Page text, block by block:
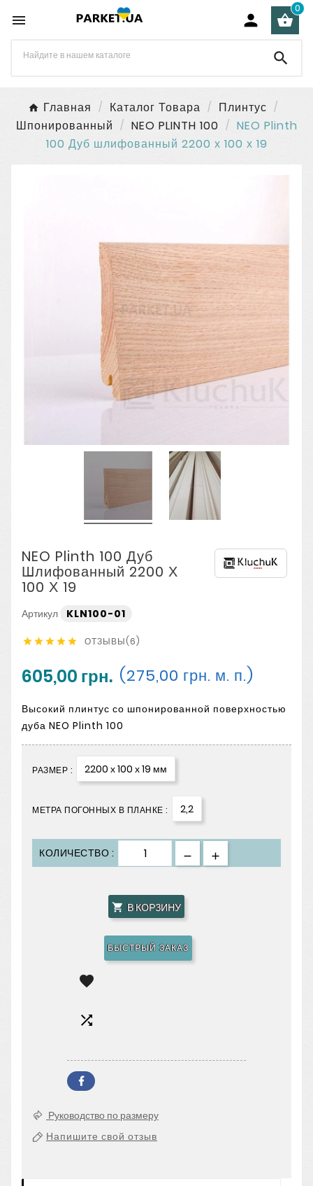
  
0

Главная Каталог Товара
Плинтус
Шпонированный
NEO PLINTH 100
NEO Plinth
100 Дуб шлифованный 2200 х 100 х 19
NEO Plinth 100 Дуб
Шлифованный 2200 Х
100 Х 19
Артикул KLN100-01
     ОТЗЫВЫ(6)
605,00 грн. (275,00 грн. м. п.)
Высокий плинтус со шпонированной поверхностью
дуба NEO Plinth 100
РАЗМЕР : 2200 х 100 х 19 мм
МЕТРА ПОГОННЫХ В ПЛАНКЕ : 2,2
КОЛИЧЕСТВО :
 В КОРЗИНУ
БЫСТРЫЙ ЗАКАЗ


Руководство по размеру
Напишите свой отзыв